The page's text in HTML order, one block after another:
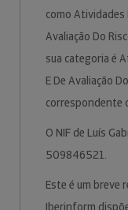
como Atividades
Avaliação Do
sua categoria é
E De Avaliação
correspondente
O NIF de Luís
509846521.
Este é um breve
Iberinform